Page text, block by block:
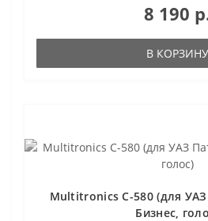
8 190
В КОРЗИНУ
Multitronics C-580 (для
Бизнес,